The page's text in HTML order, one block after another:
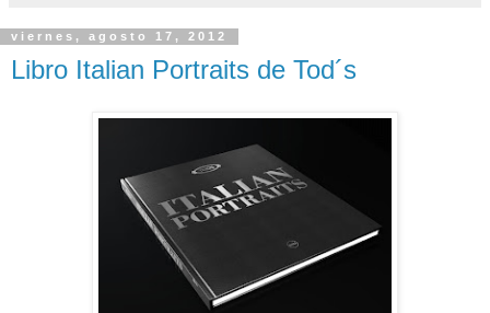
viernes, agosto 17, 2012
Libro Italian Portraits de Tod´s